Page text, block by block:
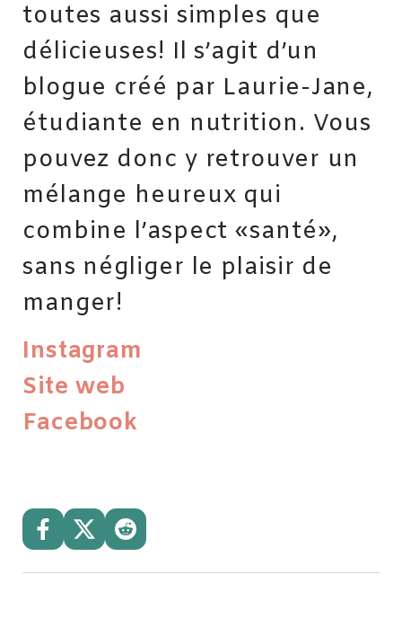
toutes aussi simples que
délicieuses! Il s’agit d’un
blogue créé par Laurie-Jane,
étudiante en nutrition. Vous
pouvez donc y retrouver un
mélange heureux qui
combine l’aspect «santé»,
sans négliger le plaisir de
manger!
Instagram
Site web
Facebook